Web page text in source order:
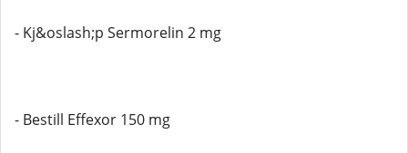
- Kj&oslash;p Sermorelin 2 mg
- Bestill Effexor 150 mg